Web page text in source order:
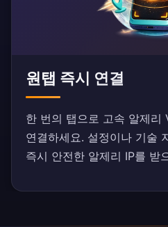
원탭 즉시 연결
한 번의 탭으로 고속 알제리
연결하세요. 설정이나 기술
즉시 안전한 알제리 IP를 받